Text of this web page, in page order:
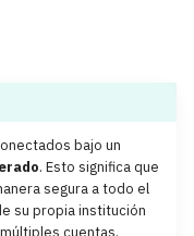
bajo un
. Esto significa que
segura a todo el
su propia institución